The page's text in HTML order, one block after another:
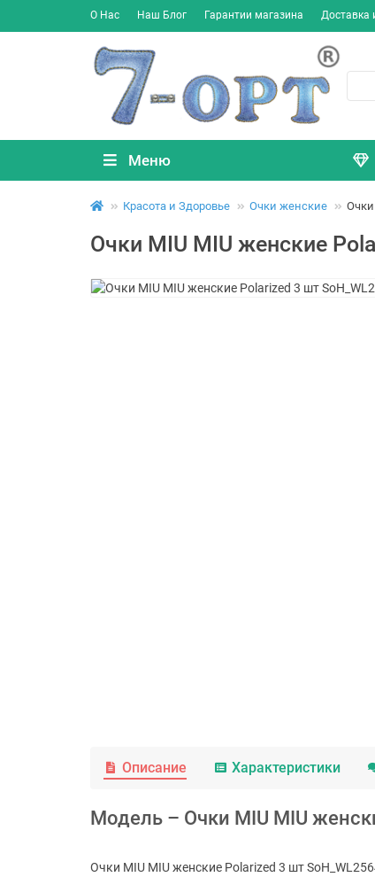
О Нас Наш Блог Гарантии магазина Доставка
Меню
Красота и Здоровье Очки женские Очки
Очки MIU MIU женские
Описание Характеристики
Модель – Очки MIU MIU
Очки MIU MIU женские Polarized 3 шт